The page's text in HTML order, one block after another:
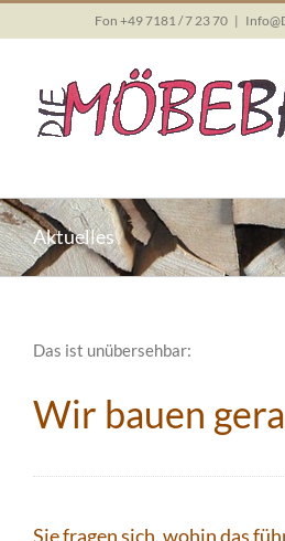
to
Fon +49 7181 / 7 23 70 |
Aktuelles
Das ist unübersehbar:
Wir bauen
Sie fragen sich, wohin das